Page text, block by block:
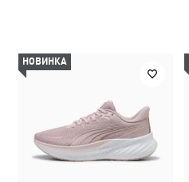
НОВИНКА